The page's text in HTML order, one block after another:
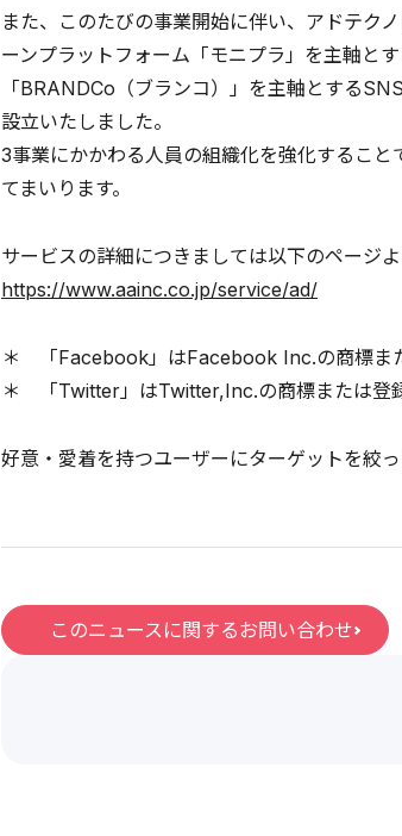
また、このたびの事業開始に伴い、アドテク
ーンプラットフォーム「モニプラ」を主軸と
「BRANDCo（ブランコ）」を主軸とする
設立いたしました。
3事業にかかわる人員の組織化を強化するこ
てまいります。
サービスの詳細につきましては以下のページ
https://www.aainc.co.jp/service/ad/
＊ 「Facebook」はFacebook Inc.の商標また
＊ 「Twitter」はTwitter,Inc.の商標または登録
好意・愛着を持つユーザーにターゲットを絞
このニュースに関するお問い合わせ